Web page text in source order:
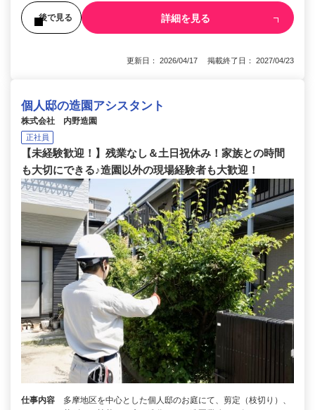
後で見る 詳細を見る
更新日： 2026/04/17 掲載終了日： 2027/04/23
個人邸の造園アシスタント
株式会社 内野造園
正社員
【未経験歓迎！】残業なし＆土日祝休み！家族との時間
も大切にできる♪造園以外の現場経験者も大歓迎！
仕事内容
多摩地区を中心とした個人邸のお庭にて、剪定（枝切り）、